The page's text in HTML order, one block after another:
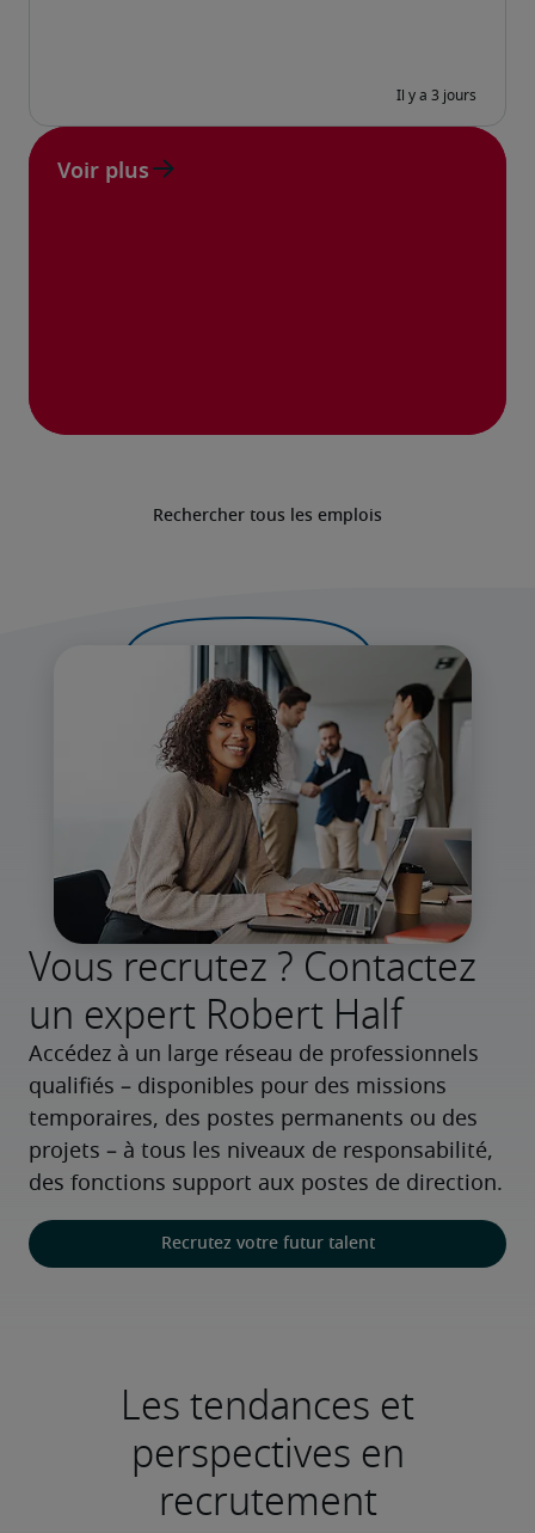
Rechercher tous les emplois
Voir plus
Vous recrutez ? Contactez
un expert Robert Half
Accédez à un large réseau de professionnels
qualifiés – disponibles pour des missions
temporaires, des postes permanents ou des
projets – à tous les niveaux de responsabilité,
des fonctions support aux postes de direction.
Recrutez votre futur talent
Les tendances et
perspectives en
recrutement